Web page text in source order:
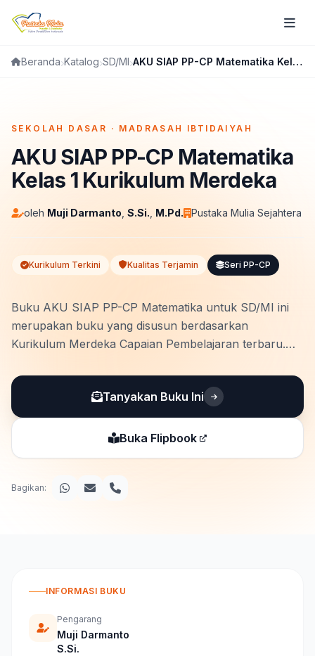
Beranda Katalog SD/MI AKU SIAP PP-CP Matematika Kelas 1 Kurikulum Merdeka
SEKOLAH DASAR · MADRASAH IBTIDAIYAH
AKU SIAP PP-CP Matematika
Kelas 1 Kurikulum Merdeka
oleh Muji Darmanto S.Si. M.Pd. Pustaka Mulia Sejahtera
Kurikulum Terkini Kualitas Terjamin Seri PP-CP
Buku AKU SIAP PP-CP Matematika untuk SD/MI ini
merupakan buku yang disusun berdasarkan
Kurikulum Merdeka Capaian Pembelajaran terbaru.
Capaian Pembelajaran dengan mudah. Materi disajikan
sesuai elemen Capaian Pembelajaran yang akan
dikembangkan, yaitu, elemen …
Tanyakan Buku Ini
Buka Flipbook
Bagikan:
INFORMASI BUKU
Pengarang
Muji Darmanto
S.Si.